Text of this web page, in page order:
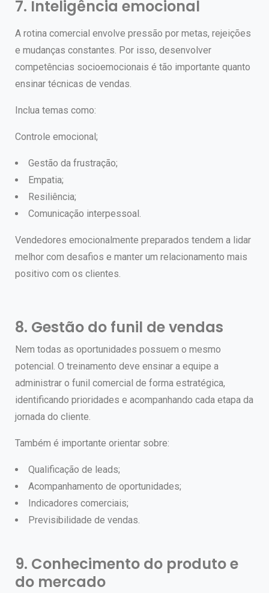
7. Inteligência emocional
A rotina comercial envolve pressão por metas, rejeições
e mudanças constantes. Por isso, desenvolver
competências socioemocionais é tão importante quanto
ensinar técnicas de vendas.
Inclua temas como:
Controle emocional;
Gestão da frustração;
Empatia;
Resiliência;
Comunicação interpessoal.
Vendedores emocionalmente preparados tendem a lidar
melhor com desafios e manter um relacionamento mais
positivo com os clientes.
8. Gestão do funil de vendas
Nem todas as oportunidades possuem o mesmo
potencial. O treinamento deve ensinar a equipe a
administrar o funil comercial de forma estratégica,
identificando prioridades e acompanhando cada etapa da
jornada do cliente.
Também é importante orientar sobre:
Qualificação de leads;
Acompanhamento de oportunidades;
Indicadores comerciais;
Previsibilidade de vendas.
9. Conhecimento do produto e
do mercado